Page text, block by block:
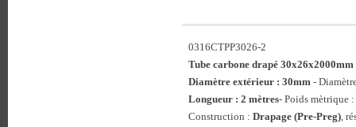
0316CTPP3026-2
Tube carbone drapé 30x26x2000mm
Diamètre extérieur : 30mm -
Longueur : 2 mètres- Poids mètrique :
Construction : Drapage (Pre-Preg),